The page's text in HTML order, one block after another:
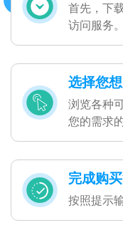
首先，下
访问服务。
选择您
浏览各种
您的需求
完成购
按照提示